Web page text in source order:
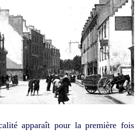
apparaît pour la première fois